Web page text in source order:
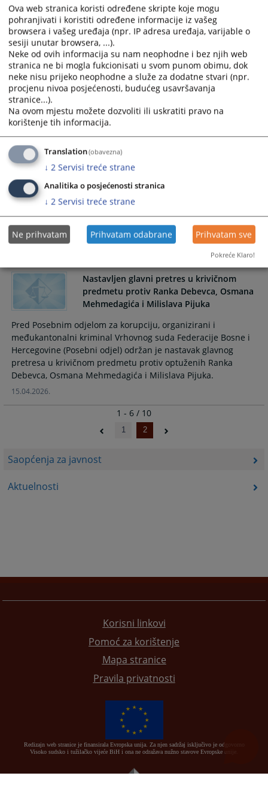
Saopćenja za javnost
Aktuelnosti
Odbijen prijedlog POSKOK-a za
određivanje mjera zabrane u krivičnom
predmetu Debevec, Mehmedagić i Pijuk
Odbijen prijedlog POSKOK-a za određivanje mjera zabrane u
krivičnom predmetu Debevec, Mehmedagić i Pijuk
23.04.2026.
Otvoren glavni pretres u krivičnom
predmetu protiv Denijala Tulumovića,
Marka Tadića, Šefika Husića, Senade
Hujdurović i Pravne osobe Privatna
zdravstvena ustanova Opća i Specijalna
Otvoren glavni pretres u krivičnom predmetu protiv Denijala
Tulumovića, Marka Tadića, Šefika Husića, Senade Hujdurović
i Pravne osobe Privatna zdravstvena ustanova Opća i
Specijalna bolnica „PLAVA MEDICAL GROUP“ Tuzla
Nastavljen glavni pretres u krivičnom
predmetu protiv Ranka Debevca, Osmana
Mehmedagića i Milislava Pijuka
Pred Posebnim odjelom za korupciju, organizirani i
međukantonalni kriminal Vrhovnog suda Federacije Bosne i
Hercegovine (Posebni odjel) održan je nastavak glavnog
pretresa u krivičnom predmetu protiv optuženih Ranka
Debevca, Osmana Mehmedagića i Milislava Pijuka.
15.04.2026.
1 - 6 / 10
1 2
Korisni linkovi
Pomoć za korištenje
Mapa stranice
Pravila privatnosti
Redizajn web stranice je finansirala Evropska unija. Za njen sadržaj isključivo je odgovorno
Visoko sudsko i tužilačko vijeće BiH i ona ne odražava nužno stavove Evropske unije.
Ova web stranica koristi određene skripte koje mogu
pohranjivati i koristiti određene informacije iz vašeg
browsera i vašeg uređaja (npr. IP adresa uređaja, varijable o
sesiji unutar browsera, ...).
Neke od ovih informacija su nam neophodne i bez njih web
stranica ne bi mogla fukcionisati u svom punom obimu, dok
neke nisu prijeko neophodne a služe za dodatne stvari (npr.
procjenu nivoa posjećenosti, budućeg usavršavanja
stranice...).
Na ovom mjestu možete dozvoliti ili uskratiti pravo na
korištenje tih informacija.
Translation(obavezna)
↓ 2 Servisi treće strane
Analitika o posjećenosti stranica
↓ 2 Servisi treće strane
Ne prihvatam Prihvatam odabrane Prihvatam sve
Pokreće Klaro!